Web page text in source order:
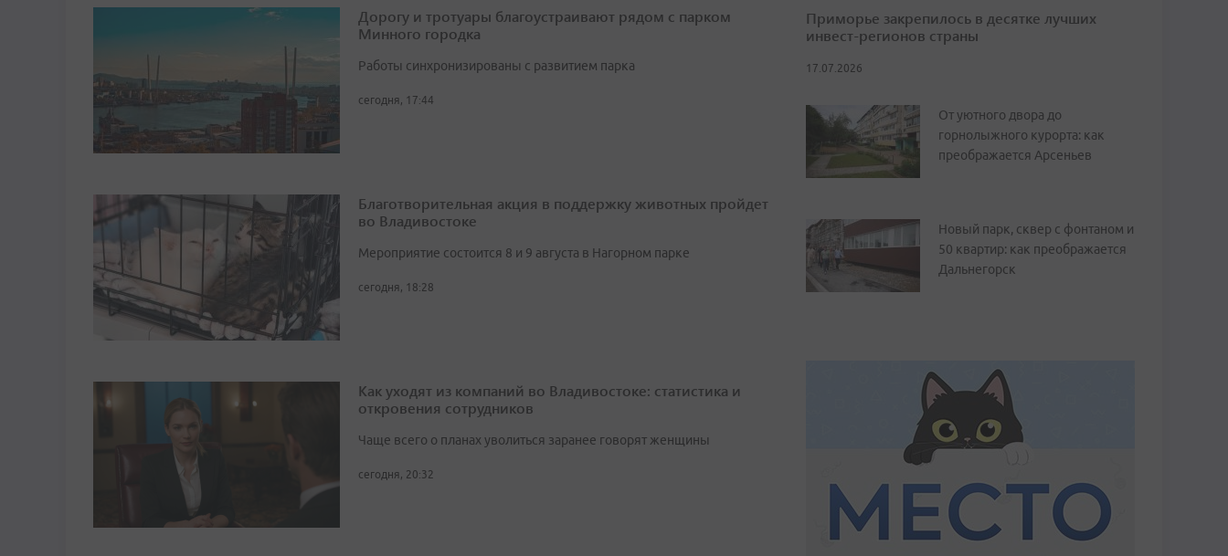
Дорогу и тротуары благоустраивают рядом с парком
Минного городка
Работы синхронизированы с развитием парка
сегодня, 17:44
Благотворительная акция в поддержку животных пройдет
во Владивостоке
Мероприятие состоится 8 и 9 августа в Нагорном парке
сегодня, 18:28
Как уходят из компаний во Владивостоке: статистика и
откровения сотрудников
Чаще всего о планах уволиться заранее говорят женщины
сегодня, 20:32
Приморье закрепилось в десятке лучших
инвест-регионов страны
17.07.2026
От уютного двора до
горнолыжного курорта: как
преображается Арсеньев
Новый парк, сквер с фонтаном и
50 квартир: как преображается
Дальнегорск